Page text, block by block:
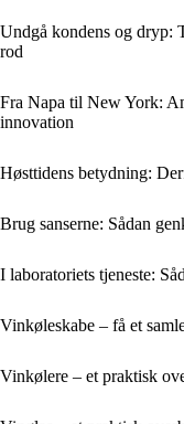
Undgå kondens og dryp:
rod
Fra Napa til New York:
innovation
Høsttidens betydning:
Brug sanserne: Sådan
I laboratoriets tjeneste:
Vinkøleskabe – få et
Vinkølere – et praktisk